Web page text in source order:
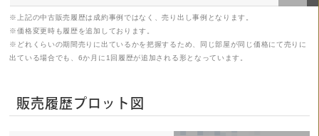
※上記の中古販売履歴は成約事例ではなく、売り出し事例となります。
※価格変更時も履歴を追加しております。
※どれくらいの期間売りに出ているかを把握するため、同じ部屋が同じ価格にて売りに
出ている場合でも、6か月に1回履歴が追加される形となっています。
販売履歴プロット図